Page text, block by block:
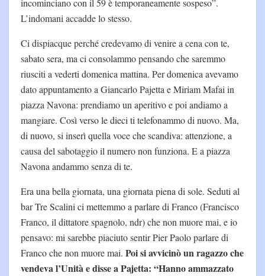
incominciano con il 59 è temporaneamente sospeso”.
L’indomani accadde lo stesso.
Ci dispiacque perché credevamo di venire a cena con te,
sabato sera, ma ci consolammo pensando che saremmo
riusciti a vederti domenica mattina. Per domenica avevamo
dato appuntamento a Giancarlo Pajetta e Miriam Mafai in
piazza Navona: prendiamo un aperitivo e poi andiamo a
mangiare. Così verso le dieci ti telefonammo di nuovo. Ma,
di nuovo, si inserì quella voce che scandiva: attenzione, a
causa del sabotaggio il numero non funziona. E a piazza
Navona andammo senza di te.
Era una bella giornata, una giornata piena di sole. Seduti al
bar Tre Scalini ci mettemmo a parlare di Franco (Francisco
Franco, il dittatore spagnolo, ndr) che non muore mai, e io
pensavo: mi sarebbe piaciuto sentir Pier Paolo parlare di
Franco che non muore mai. Poi si avvicinò un ragazzo che
vendeva l’Unità e disse a Pajetta: “Hanno ammazzato